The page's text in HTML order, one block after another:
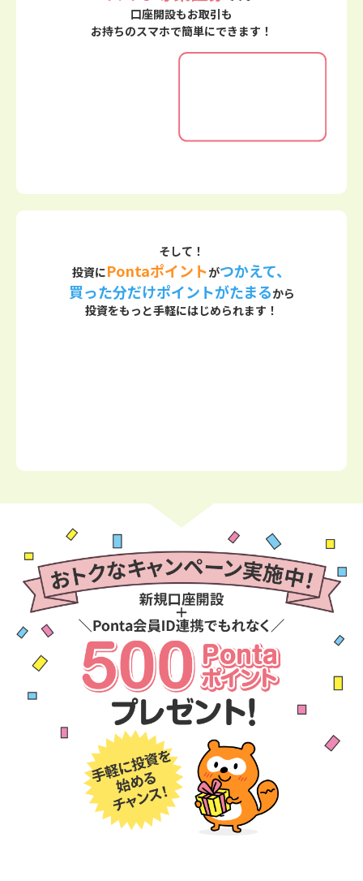
口座開設もお取引も
お持ちのスマホで簡単にできます！
そして！
投資にPontaポイントがつかえて、
買った分だけポイントがたまるから
投資をもっと手軽にはじめられます！